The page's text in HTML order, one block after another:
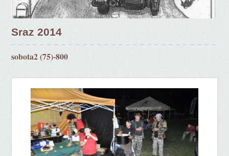
Sraz 2014
sobota2 (75)-800